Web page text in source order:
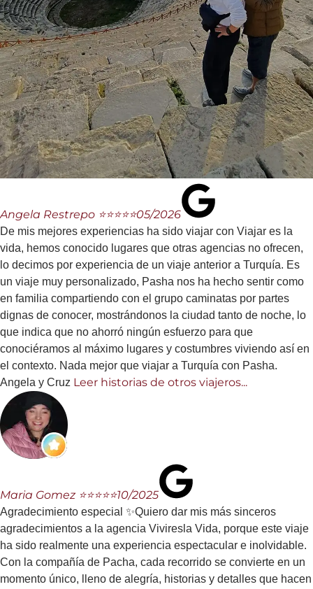
Angela Restrepo ⭐⭐⭐⭐⭐05/2026
De mis mejores experiencias ha sido viajar con Viajar es la
vida, hemos conocido lugares que otras agencias no ofrecen,
lo decimos por experiencia de un viaje anterior a Turquía. Es
un viaje muy personalizado, Pasha nos ha hecho sentir como
en familia compartiendo con el grupo caminatas por partes
dignas de conocer, mostrándonos la ciudad tanto de noche, lo
que indica que no ahorró ningún esfuerzo para que
conociéramos al máximo lugares y costumbres viviendo así en
el contexto. Nada mejor que viajar a Turquía con Pasha.
Angela y Cruz Leer historias de otros viajeros...
Maria Gomez ⭐⭐⭐⭐⭐10/2025
Agradecimiento especial ✨Quiero dar mis más sinceros
agradecimientos a la agencia Viviresla Vida, porque este viaje
ha sido realmente una experiencia espectacular e inolvidable.
Con la compañía de Pacha, cada recorrido se convierte en un
momento único, lleno de alegría, historias y detalles que hacen